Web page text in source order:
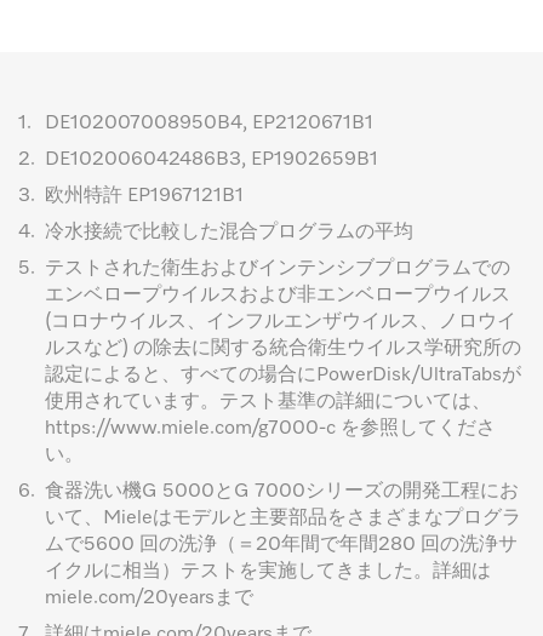
1.
DE102007008950B4, EP2120671B1
2.
DE102006042486B3, EP1902659B1
3.
欧州特許 EP1967121B1
4.
冷水接続で比較した混合プログラムの平均
5.
テストされた衛生およびインテンシブプログラムでの
エンベロープウイルスおよび非エンベロープウイルス
(コロナウイルス、インフルエンザウイルス、ノロウイ
ルスなど) の除去に関する統合衛生ウイルス学研究所の
認定によると、すべての場合にPowerDisk/UltraTabsが
使用されています。テスト基準の詳細については、
https://www.miele.com/g7000-c を参照してくださ
い。
6. 食器洗い機G 5000とG 7000シリーズの開発工程にお
いて、Mieleはモデルと主要部品をさまざまなプログラ
ムで5600 回の洗浄（＝20年間で年間280 回の洗浄サ
イクルに相当）テストを実施してきました。詳細は
miele.com/20yearsまで